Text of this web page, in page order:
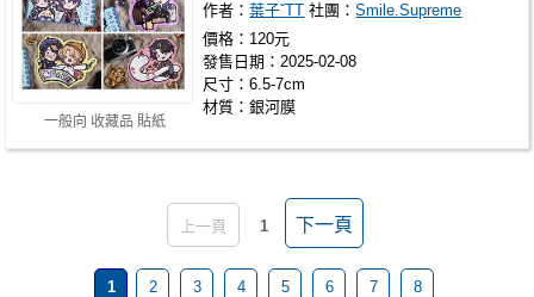
一般向 收藏品 貼紙
作者：葉子ˇTT 社團：Smile.Supreme
價格：120元
發售日期：2025-02-08
尺寸：6.5-7cm
材質：銀河膜
上一頁 1 下一頁
1 2 3 4 5 6 7 8